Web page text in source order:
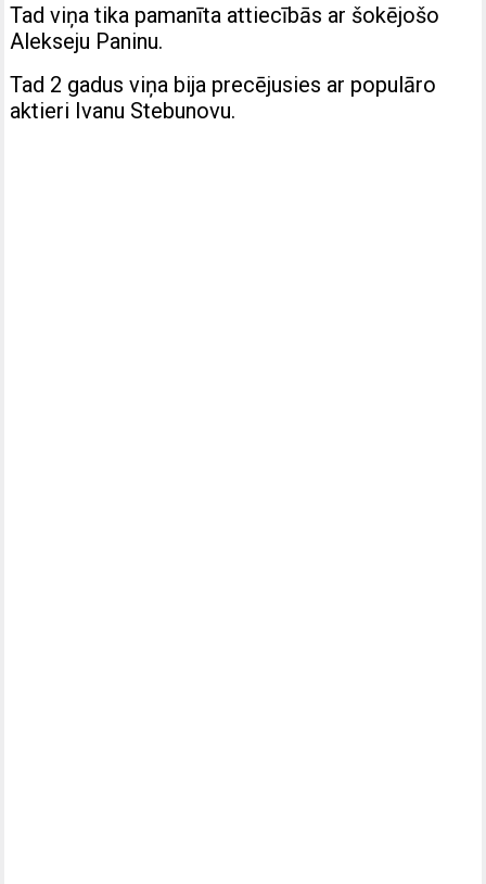
Tad viņa tika pamanīta attiecībās ar šokējošo
Alekseju Paninu.
Tad 2 gadus viņa bija precējusies ar populāro
aktieri Ivanu Stebunovu.